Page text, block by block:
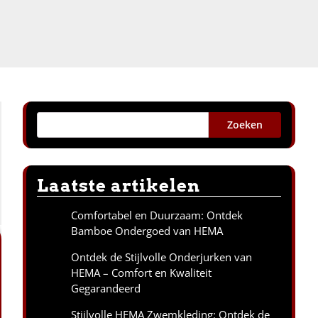
Zoeken
Laatste artikelen
Comfortabel en Duurzaam: Ontdek
Bamboe Ondergoed van HEMA
Ontdek de Stijlvolle Onderjurken van
HEMA – Comfort en Kwaliteit
Gegarandeerd
Stijlvolle HEMA Zwemkleding: Ontdek de